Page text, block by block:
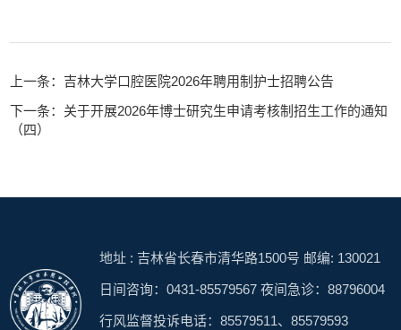
上一条：吉林大学口腔医院2026年聘用制护士招聘公告
下一条：关于开展2026年博士研究生申请考核制招生工作的通知
（四）
地址 : 吉林省长春市清华路1500号 邮编: 130021
日间咨询：0431-85579567 夜间急诊：88796004
行风监督投诉电话：85579511、85579593